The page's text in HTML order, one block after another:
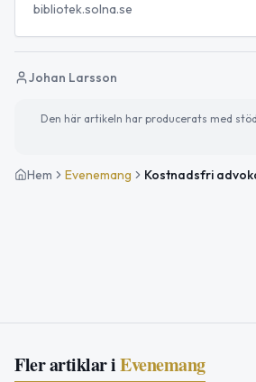
bibliotek.solna.se
Johan Larsson
Den här artikeln har producerats med
Hem Evenemang
Fler artiklar iEvenemang